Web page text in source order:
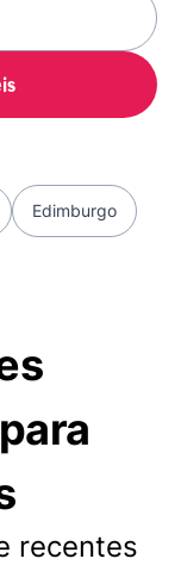
Edimburgo
recentes